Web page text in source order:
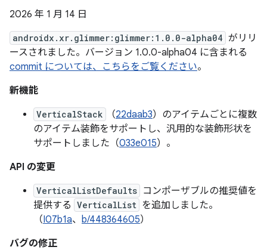
2026 年 1 月 14 日
androidx.xr.glimmer:glimmer:1.0.0-alpha04 がリリ
ースされました。バージョン 1.0.0-alpha04 に含まれる
commit については、こちらをご覧ください。
新機能
VerticalStack （22daab3）のアイテムごとに複数
のアイテム装飾をサポートし、汎用的な装飾形状を
サポートしました（033e015）。
API の変更
VerticalListDefaults コンポーザブルの推奨値を
提供する VerticalList を追加しました。
（I07b1a、 b/448364605）
バグの修正